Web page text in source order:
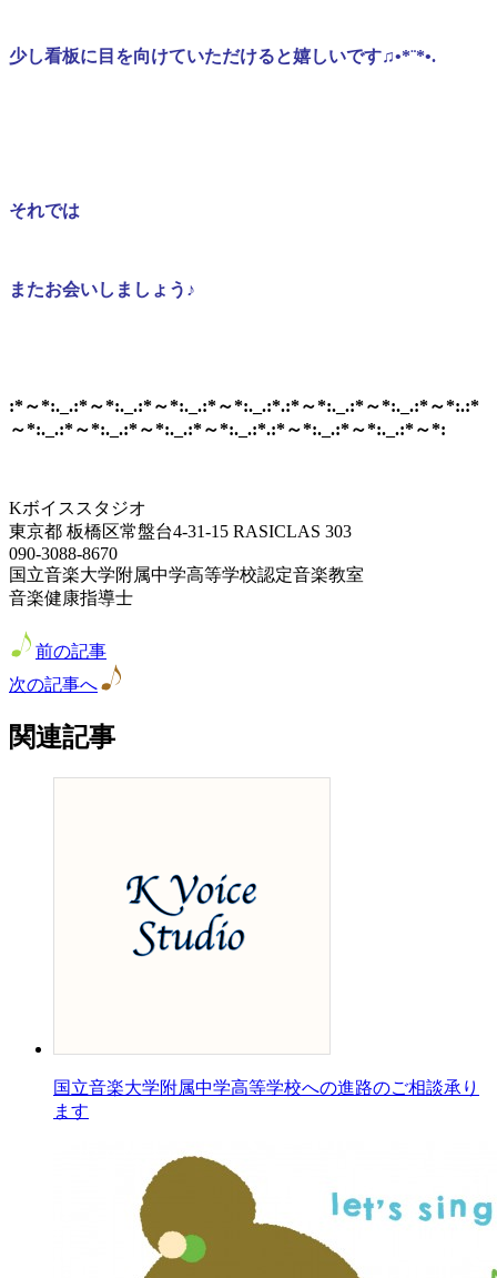
少し看板に目を向けていただけると嬉しいです♫•*¨*•.
それでは
またお会いしましょう♪
:*～*:._.:*～*:._.:*～*:._.:*～*:._.:*.:*～*:._.:*～*:._.:*～*:.:*
～*:._.:*～*:._.:*～*:._.:*～*:._.:*.:*～*:._.:*～*:._.:*～*:
Kボイススタジオ
東京都 板橋区常盤台4-31-15 RASICLAS 303
090-3088-8670
国立音楽大学附属中学高等学校認定音楽教室
音楽健康指導士
前の記事
次の記事へ
関連記事
国立音楽大学附属中学高等学校への進路のご相談承り
ます